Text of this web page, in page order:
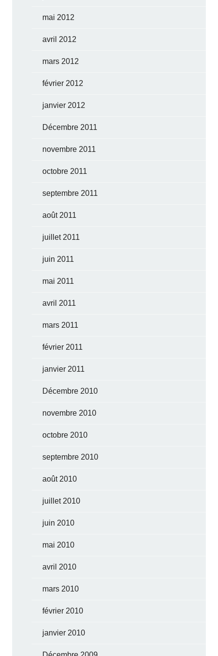
mai 2012
avril 2012
mars 2012
février 2012
janvier 2012
Décembre 2011
novembre 2011
octobre 2011
septembre 2011
août 2011
juillet 2011
juin 2011
mai 2011
avril 2011
mars 2011
février 2011
janvier 2011
Décembre 2010
novembre 2010
octobre 2010
septembre 2010
août 2010
juillet 2010
juin 2010
mai 2010
avril 2010
mars 2010
février 2010
janvier 2010